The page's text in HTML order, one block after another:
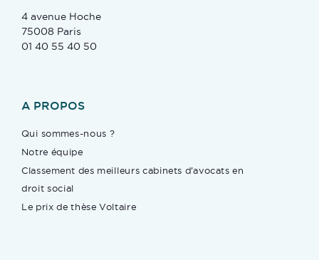
4 avenue Hoche
75008 Paris
01 40 55 40 50
A PROPOS
Qui sommes-nous ?
Notre équipe
Classement des meilleurs cabinets d’avocats en
droit social
Le prix de thèse Voltaire